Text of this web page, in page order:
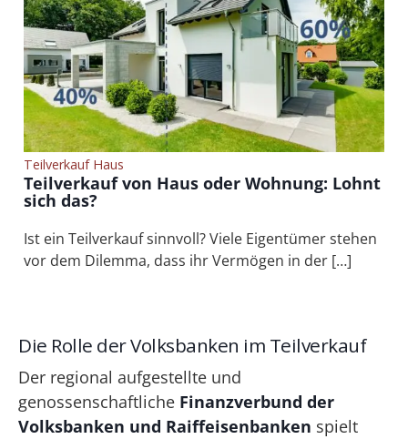
Teilverkauf Haus
Teilverkauf von Haus oder Wohnung: Lohnt
sich das?
Ist ein Teilverkauf sinnvoll? Viele Eigentümer stehen
vor dem Dilemma, dass ihr Vermögen in der […]
Die Rolle der Volksbanken im Teilverkauf
Der regional aufgestellte und
genossenschaftliche Finanzverbund der
Volksbanken und Raiffeisenbanken spielt